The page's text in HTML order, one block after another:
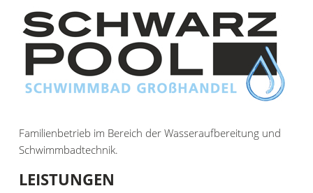
Familienbetrieb im Bereich der Wasseraufbereitung und
Schwimmbadtechnik.
LEISTUNGEN